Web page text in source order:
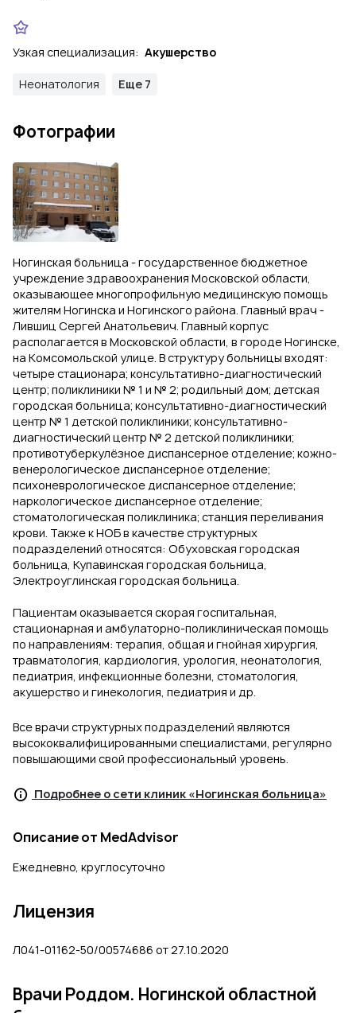
Узкая специализация: Акушерство
Неонатология Еще 7
Фотографии
Ногинская больница - государственное бюджетное
учреждение здравоохранения Московской области,
оказывающее многопрофильную медицинскую помощь
жителям Ногинска и Ногинского района. Главный врач -
Лившиц Сергей Анатольевич. Главный корпус
располагается в Московской области, в городе Ногинске,
на Комсомольской улице. В структуру больницы входят:
четыре стационара; консультативно-диагностический
центр; поликлиники № 1 и № 2; родильный дом; детская
городская больница; консультативно-диагностический
центр № 1 детской поликлиники; консультативно-
диагностический центр № 2 детской поликлиники;
противотуберкулёзное диспансерное отделение; кожно-
венерологическое диспансерное отделение;
психоневрологическое диспансерное отделение;
наркологическое диспансерное отделение;
стоматологическая поликлиника; станция переливания
крови. Также к НОБ в качестве структурных
подразделений относятся: Обуховская городская
больница, Купавинская городская больница,
Электроуглинская городская больница.
Пациентам оказывается скорая госпитальная,
стационарная и амбулаторно-поликлиническая помощь
по направлениям: терапия, общая и гнойная хирургия,
травматология, кардиология, урология, неонатология,
педиатрия, инфекционные болезни, стоматология,
акушерство и гинекология, педиатрия и др.
Все врачи структурных подразделений являются
высококвалифицированными специалистами, регулярно
повышающими свой профессиональный уровень.
Подробнее о сети клиник «Ногинская больница»
Описание от MedAdvisor
Ежедневно, круглосуточно
Лицензия
Л041-01162-50/00574686 от 27.10.2020
Врачи Роддом. Ногинской областной